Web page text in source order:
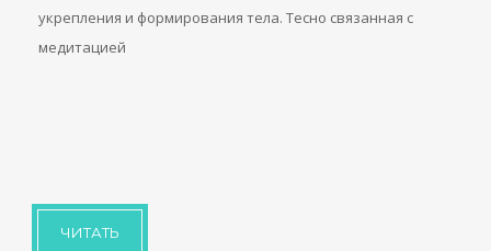
укрепления и формирования тела. Тесно связанная с
медитацией
ЧИТАТЬ